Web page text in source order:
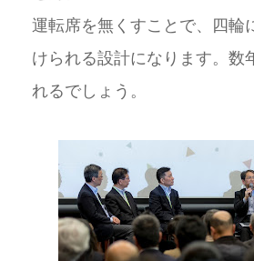
運転席を無くすことで、四輪
けられる設計になります。数
れるでしょう。